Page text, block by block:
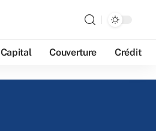
Capital Couverture Crédit